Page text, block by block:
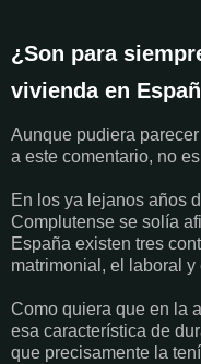
¿Son para
vivienda en
Aunque pudiera
a este comentario, no
En los ya lejanos años
Complutense se solía
España existen tres
matrimonial, el laboral
Como quiera que en la
esa característica de
que precisamente la